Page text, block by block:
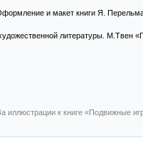
и макет книги Я.
литературы. М.Твен
иллюстрации к книге «Подвижные